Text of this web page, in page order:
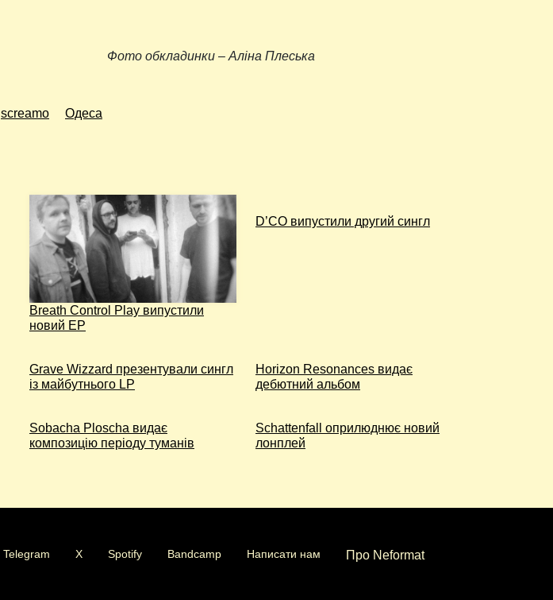
Фото обкладинки – Аліна Плеська
screamo Одеса
Breath Control Play випустили
новий EP
D’CO випустили другий сингл
Grave Wizzard презентували сингл
із майбутнього LP
Horizon Resonances видає
дебютний альбом
Sobacha Ploscha видає
композицію періоду туманів
Schattenfall оприлюднює новий
лонплей
Telegram X Spotify Bandcamp Написати нам Про Neformat